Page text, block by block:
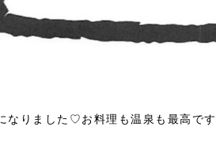
なりました♡お料理も温泉も最高で